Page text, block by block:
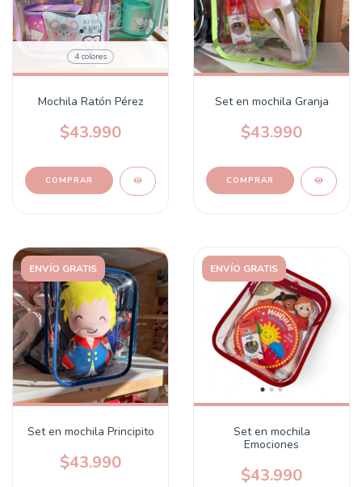
4 colores
Mochila Ratón Pérez
$43.990
COMPRAR
Set en mochila Granja
$43.990
ENVÍO GRATIS
Set en mochila Principito
$43.990
ENVÍO GRATIS
Set en mochila
Emociones
$43.990